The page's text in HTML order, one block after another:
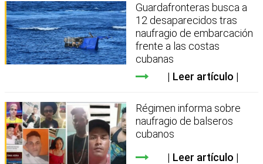
Guardafronteras busca a
12 desaparecidos tras
naufragio de embarcación
frente a las costas
cubanas
Leer artículo
Régimen informa sobre
naufragio de balseros
cubanos
Leer artículo